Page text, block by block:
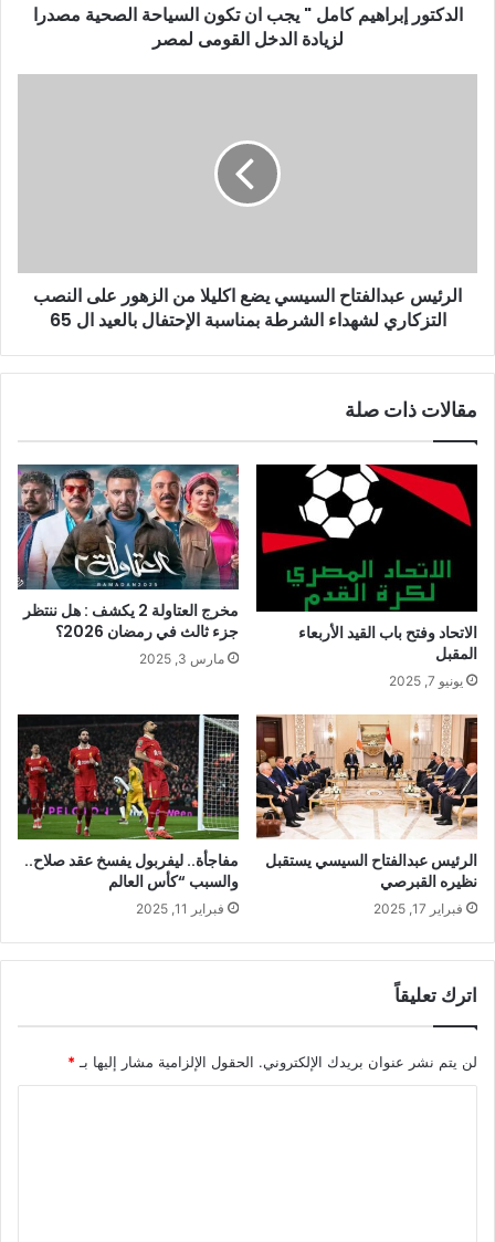
الدكتور إبراهيم كامل " يجب ان تكون السياحة الصحية مصدرا
لزيادة الدخل القومى لمصر
الرئيس عبدالفتاح السيسي يضع اكليلا من الزهور على النصب
التزكاري لشهداء الشرطة بمناسبة الإحتفال بالعيد ال 65
مقالات ذات صلة
الاتحاد وفتح باب القيد الأربعاء
المقبل
يونيو 7, 2025
مخرج العتاولة 2 يكشف : هل ننتظر
جزء ثالث في رمضان 2026؟
مارس 3, 2025
الرئيس عبدالفتاح السيسي يستقبل
نظيره القبرصي
فبراير 17, 2025
مفاجأة.. ليفربول يفسخ عقد صلاح..
والسبب “كأس العالم
فبراير 11, 2025
اترك تعليقاً
لن يتم نشر عنوان بريدك الإلكتروني. الحقول الإلزامية مشار إليها بـ *